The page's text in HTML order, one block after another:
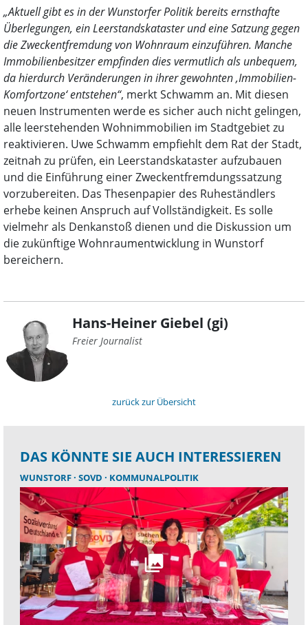
„Aktuell gibt es in der Wunstorfer Politik bereits ernsthafte
Überlegungen, ein Leerstandskataster und eine Satzung gegen
die Zweckentfremdung von Wohnraum einzuführen. Manche
Immobilienbesitzer empfinden dies vermutlich als unbequem,
da hierdurch Veränderungen in ihrer gewohnten ‚Immobilien-
Komfortzone‘ entstehen“, merkt Schwamm an. Mit diesen
neuen Instrumenten werde es sicher auch nicht gelingen,
alle leerstehenden Wohnimmobilien im Stadtgebiet zu
reaktivieren. Uwe Schwamm empfiehlt dem Rat der Stadt,
zeitnah zu prüfen, ein Leerstandskataster aufzubauen
und die Einführung einer Zweckentfremdungssatzung
vorzubereiten. Das Thesenpapier des Ruheständlers
erhebe keinen Anspruch auf Vollständigkeit. Es solle
vielmehr als Denkanstoß dienen und die Diskussion um
die zukünftige Wohnraumentwicklung in Wunstorf
bereichern.
Hans-Heiner Giebel (gi)
Freier Journalist
zurück zur Übersicht
DAS KÖNNTE SIE AUCH INTERESSIEREN
WUNSTORF SOVD KOMMUNALPOLITIK